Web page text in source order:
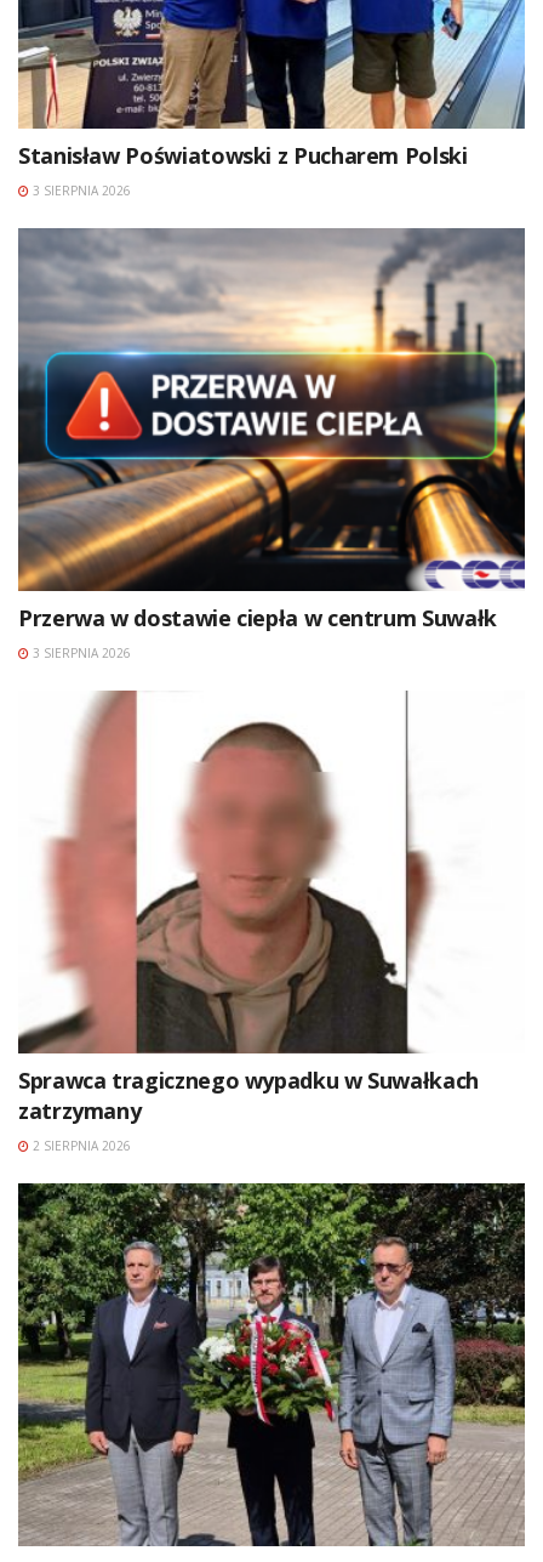
Stanisław Poświatowski z Pucharem Polski
3 SIERPNIA 2026
Przerwa w dostawie ciepła w centrum Suwałk
3 SIERPNIA 2026
Sprawca tragicznego wypadku w Suwałkach
zatrzymany
2 SIERPNIA 2026